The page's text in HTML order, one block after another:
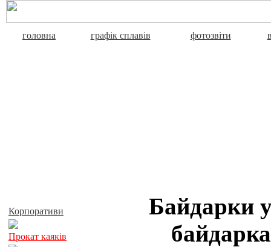
головна графік сплавів фотозвіти
Корпоративи
Прокат каяків
Байдарки